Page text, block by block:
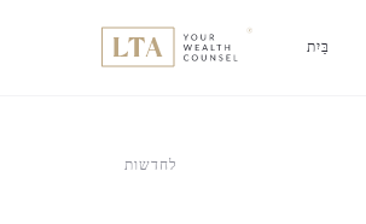
בַּיִת
לחדשות